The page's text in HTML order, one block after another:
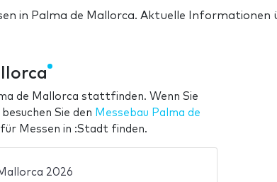
in Palma de Mallorca. Aktuelle Informationen
de Mallorca stattfinden. Wenn Sie
Sie den Messebau Palma de
Messen in :Stadt finden.
2026